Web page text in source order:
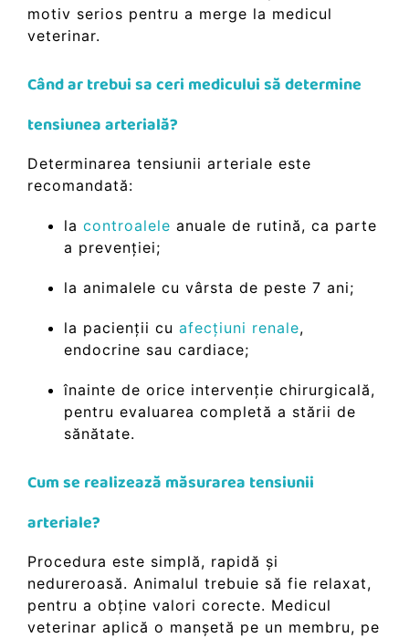
motiv serios pentru a merge la medicul
veterinar.
Când ar trebui sa ceri medicului să determine
tensiunea arterială?
Determinarea tensiunii arteriale este
recomandată:
la controalele anuale de rutină, ca parte
a prevenției;
la animalele cu vârsta de peste 7 ani;
la pacienții cu afecțiuni renale,
endocrine sau cardiace;
înainte de orice intervenție chirurgicală,
pentru evaluarea completă a stării de
sănătate.
Cum se realizează măsurarea tensiunii
arteriale?
Procedura este simplă, rapidă și
nedureroasă. Animalul trebuie să fie relaxat,
pentru a obține valori corecte. Medicul
veterinar aplică o manșetă pe un membru, pe